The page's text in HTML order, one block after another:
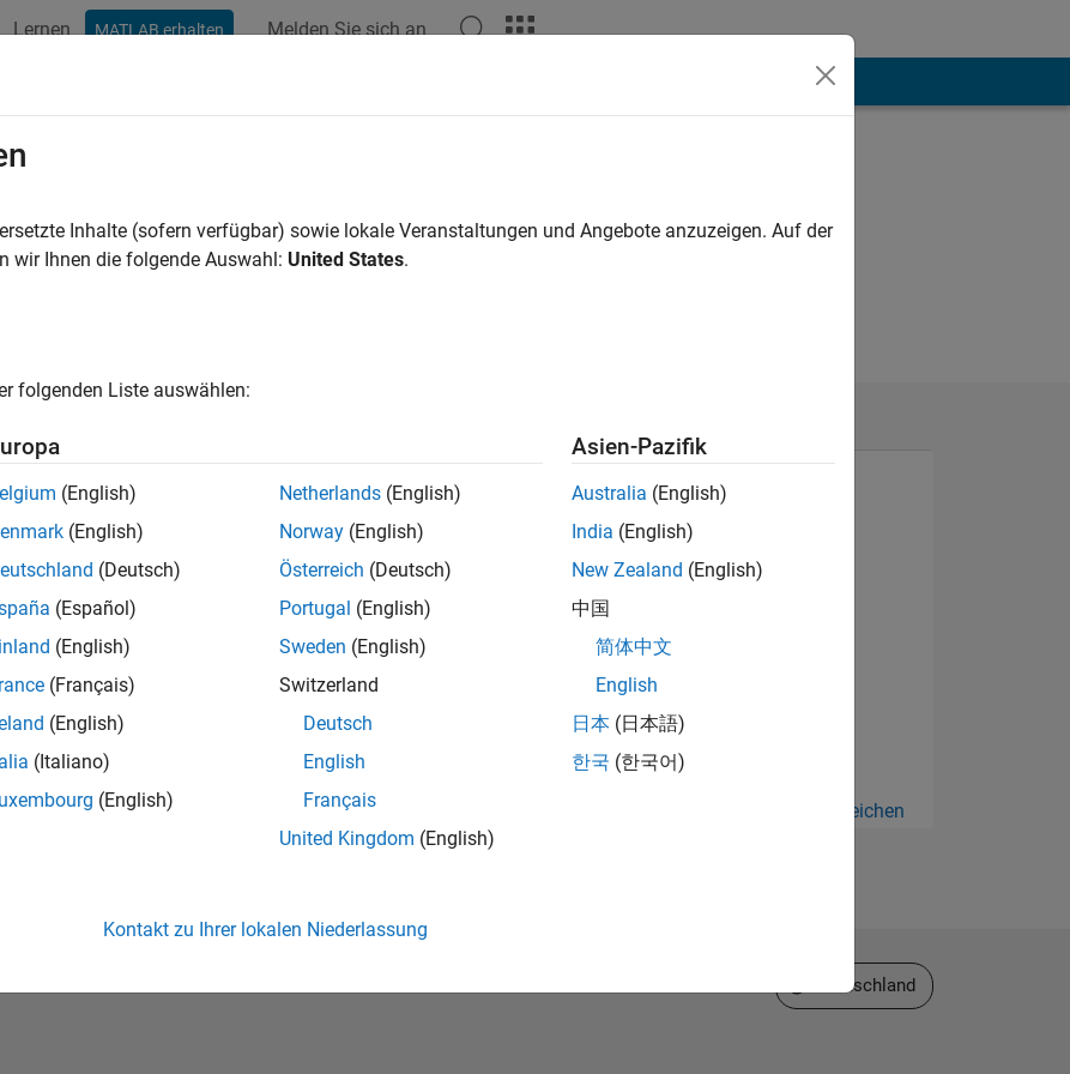
Lernen MATLAB erhalten Melden Sie sich an
vor|Aktiv seit 2021
0
No Badges Earned
Alle anzeigen Abzeichen
Inhalte (sofern verfügbar) sowie lokale Veranstaltungen und Angebote anzuzeigen. Auf der
wir Ihnen die folgende Auswahl: United States.
folgenden Liste auswählen:
(English)
(English)
(Deutsch)
(Español)
(English)
(Français)
(English)
(Italiano)
(English)
Netherlands (English)
Norway (English)
Österreich (Deutsch)
Portugal (English)
Sweden (English)
Switzerland
Deutsch
English
Français
United Kingdom (English)
Asien-Pazifik
Australia (English)
India (English)
New Zealand (English)
中国
简体中文
English
日本 (日本語)
한국 (한국어)
Kontakt zu Ihrer lokalen Niederlassung
Website auswählen
Deutschland